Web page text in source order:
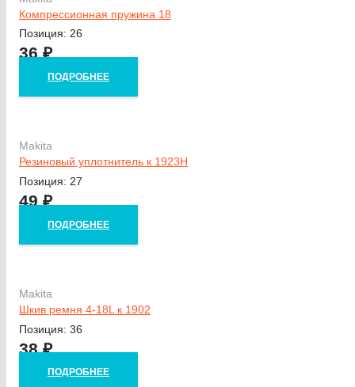
Компрессионная пружина 18
Позиция: 26
36₽
ПОДРОБНЕЕ
Makita
Резиновый уплотнитель к 1923H
Позиция: 27
49₽
ПОДРОБНЕЕ
Makita
Шкив ремня 4-18L к 1902
Позиция: 36
38₽
ПОДРОБНЕЕ